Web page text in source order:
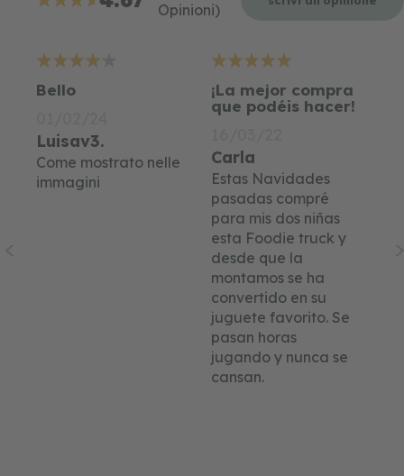
Opinioni)
4Bello
Luisav3.
come mostrato nelle
immagini
¡La mejor compra
que podéis hacer!
Carla
Estas Navidades
pasadas compré
para mis dos niñas
esta Foodie truck y
desde que la
montamos se ha
convertido en su
juguete favorito. Se
pasan horas
jugando y nunca se
cansan.